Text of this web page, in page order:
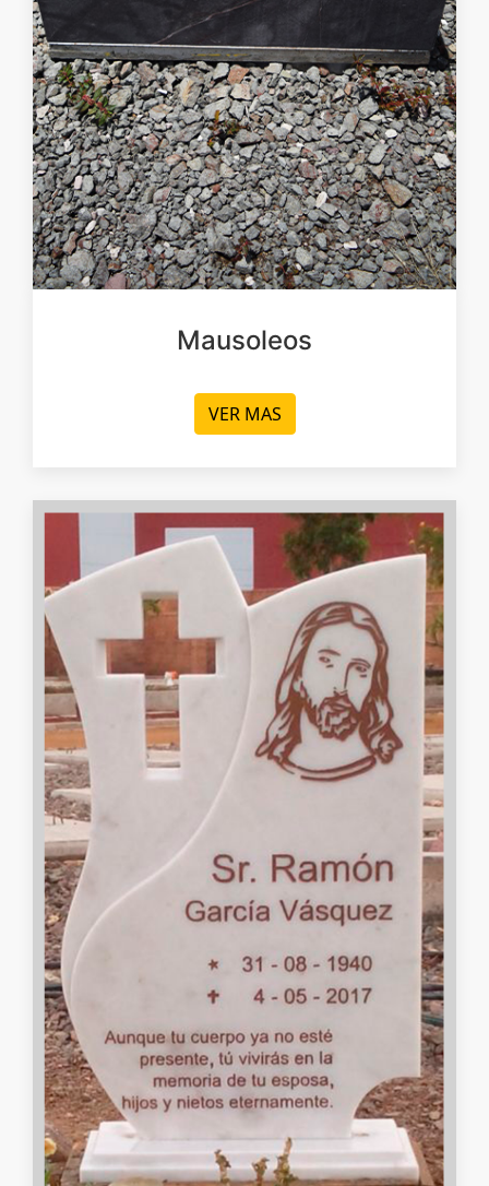
Mausoleos
VER MAS